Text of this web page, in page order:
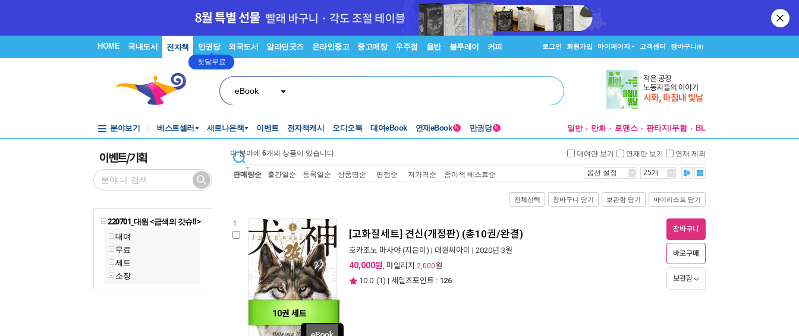
HOME 국내도서 전자책 만권당
첫달무료
외국도서 알라딘굿즈 온라인중고 중고매장 우주점 음반 블루레이 커피 로그인 회원가입 마이페이지 고객센터 장바구니(0)
eBook
분야보기 베스트셀러 새로나온책 이벤트 전자책캐시 오디오북 대여eBook 연재eBook N 만권당 N 일반 만화 로맨스 판타지/무협 BL
이벤트/기획
220701_대원 <금색의 갓슈!!>
대여
무료
세트
소장
이 분야에 6개의 상품이 있습니다. 대여만 보기 연재만 보기 연재 제외
판매량순 출간일순 등록일순 상품명순 평점순 저가격순 종이책 베스트순 옵션 설정 25개
전체선택 장바구니 담기 보관함 담기 마이리스트 담기
1.
10권 세트
[고화질세트] 견신(개정판) (총10권/완결)
호카조노 마사야 (지은이) | 대원씨아이 | 2020년 3월
40,000원, 마일리지 2,000원
10.0 (1) | 세일즈포인트 : 126
장바구니
바로구매
보관함